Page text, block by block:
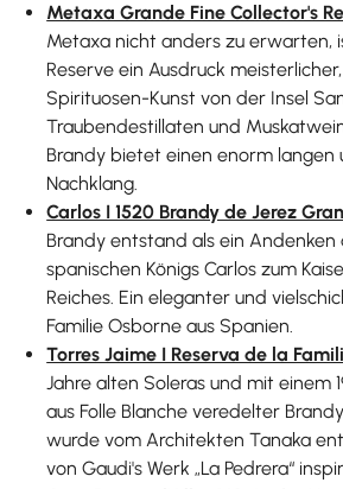
Metaxa Grande Fine Collector's
Metaxa nicht anders zu erwarten,
Reserve ein Ausdruck
Spirituosen-Kunst von der Insel
Traubendestillaten und
Brandy bietet einen enorm langen
Nachklang.
Carlos I 1520 Brandy de Jerez
Brandy entstand als ein Andenken
spanischen Königs Carlos zum
Reiches. Ein eleganter und
Familie Osborne aus Spanien.
Torres Jaime I Reserva de la
Jahre alten Soleras und mit einem
aus Folle Blanche veredelter
wurde vom Architekten Tanaka
von Gaudi's Werk „La Pedrera“